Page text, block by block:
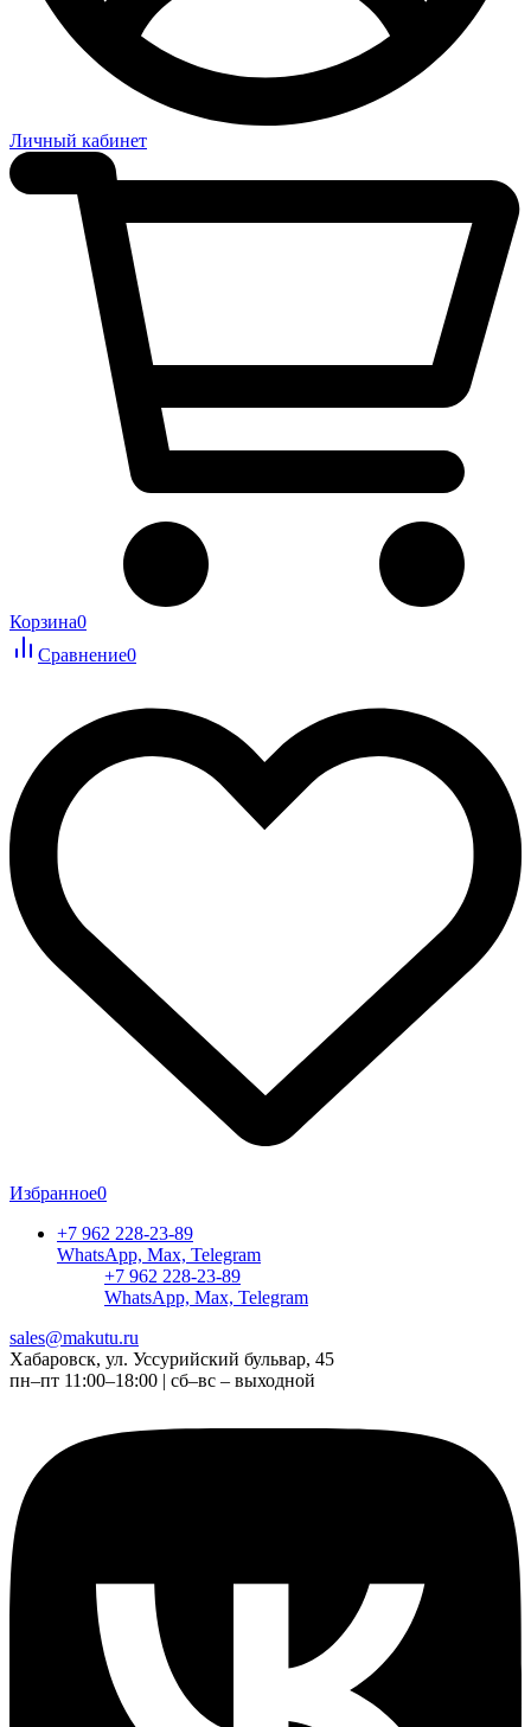
Личный кабинет
Корзина0
Сравнение0
Избранное0
+7 962 228-23-89
WhatsApp, Max, Telegram
+7 962 228-23-89
WhatsApp, Max, Telegram
sales@makutu.ru
Хабаровск, ул. Уссурийский бульвар, 45
пн–пт 11:00–18:00 | сб–вс – выходной